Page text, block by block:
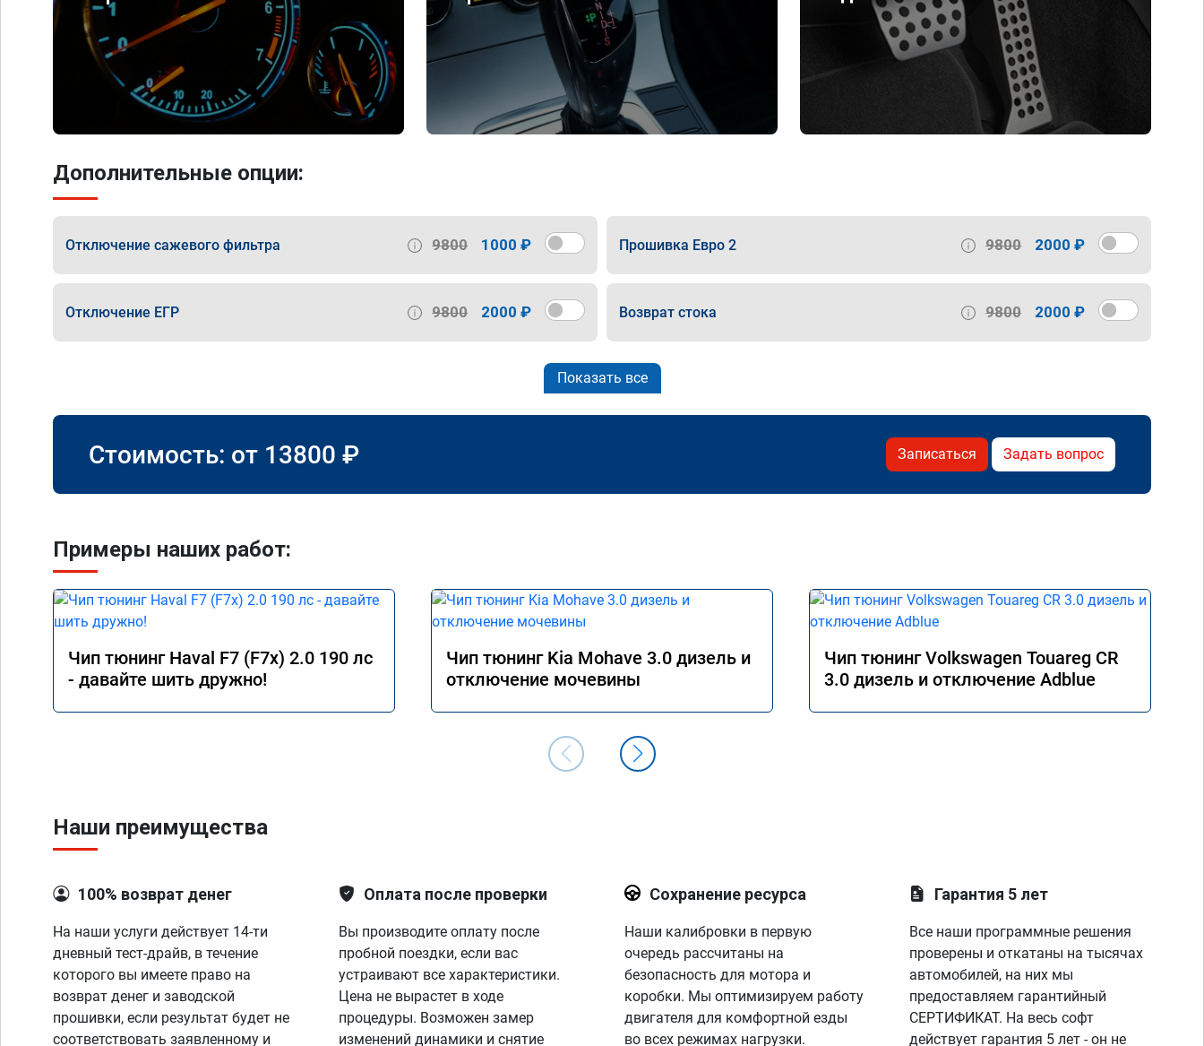
Дополнительные опции:
Отключение сажевого фильтра 9800 1000 ₽ Прошивка Евро 2 9800 2000 ₽
Отключение ЕГР 9800 2000 ₽ Возврат стока 9800 2000 ₽
Показать все
Стоимость: от 13800 ₽ Записаться Задать вопрос
Примеры наших работ:
Чип тюнинг Haval F7 (F7x) 2.0 190 лс
- давайте шить дружно!
Чип тюнинг Kia Mohave 3.0 дизель и
отключение мочевины
Чип тюнинг Volkswagen Touareg CR
3.0 дизель и отключение Adblue
Наши преимущества
100% возврат денег
На наши услуги действует 14-ти
дневный тест-драйв, в течение
которого вы имеете право на
возврат денег и заводской
прошивки, если результат будет не
соответствовать заявленному и
Оплата после проверки
Вы производите оплату после
пробной поездки, если вас
устраивают все характеристики.
Цена не вырастет в ходе
процедуры. Возможен замер
изменений динамики и снятие
Сохранение ресурса
Наши калибровки в первую
очередь рассчитаны на
безопасность для мотора и
коробки. Мы оптимизируем работу
двигателя для комфортной езды
во всех режимах нагрузки.
Гарантия 5 лет
Все наши программные решения
проверены и откатаны на тысячах
автомобилей, на них мы
предоставляем гарантийный
СЕРТИФИКАТ. На весь софт
действует гарантия 5 лет - он не